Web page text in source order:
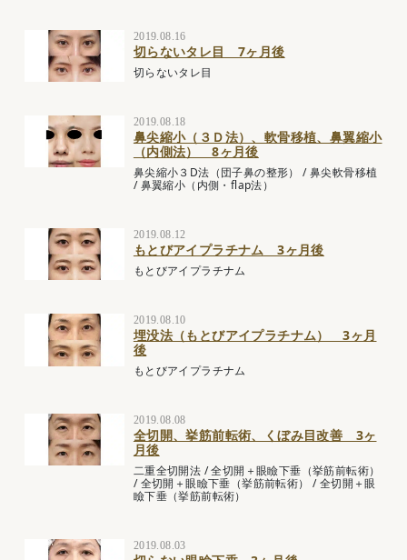
2019.08.16
切らないタレ目 7ヶ月後
切らないタレ目
2019.08.18
鼻尖縮小（３Ｄ法）、軟骨移植、鼻翼縮小
（内側法） 8ヶ月後
鼻尖縮小３D法（団子鼻の整形） /鼻尖軟骨移植
/鼻翼縮小（内側・flap法）
2019.08.12
もとびアイプラチナム 3ヶ月後
もとびアイプラチナム
2019.08.10
埋没法（もとびアイプラチナム） 3ヶ月
後
もとびアイプラチナム
2019.08.08
全切開、挙筋前転術、くぼみ目改善 3ヶ
月後
二重全切開法 /全切開＋眼瞼下垂（挙筋前転術）
/全切開＋眼瞼下垂（挙筋前転術） /全切開＋眼
瞼下垂（挙筋前転術）
2019.08.03